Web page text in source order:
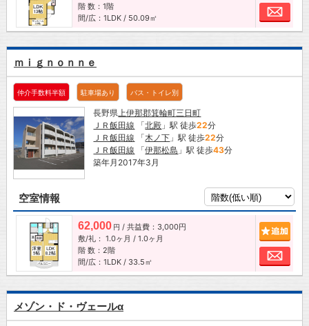
階 数：1階
間/広：1LDK / 50.09㎡
お
ｍｉｇｎｏｎｎｅ
仲介手数料半額 駐車場あり バス・トイレ別
長野県 上伊那郡箕輪町三日町
ＪＲ飯田線 「北殿 」駅 徒歩22分
ＪＲ飯田線 「木ノ下 」駅 徒歩22分
ＪＲ飯田線 「伊那松島 」駅 徒歩43分
築年月2017年3月
空室情報
62,000 円 / 共益費：3,000円
敷/礼： 1.0ヶ月 / 1.0ヶ月
階 数：2階
間/広：1LDK / 33.5㎡
お
メゾン・ド・ヴェールα